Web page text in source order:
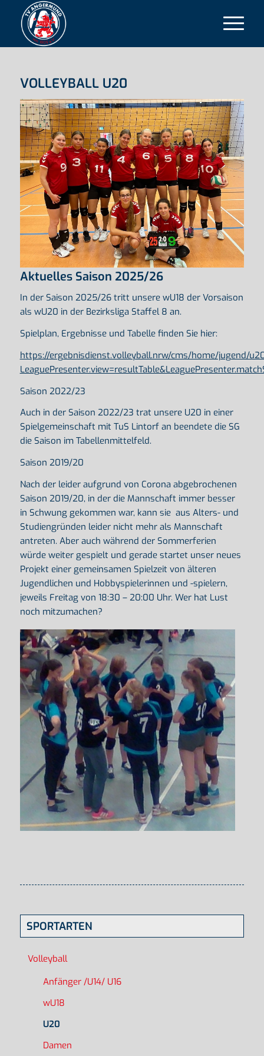
VOLLEYBALL U20
Aktuelles Saison 2025/26
In der Saison 2025/26 tritt unsere wU18 der Vorsaison
als wU20 in der Bezirksliga Staffel 8 an.
Spielplan, Ergebnisse und Tabelle finden Sie hier:
https://ergebnisdienst.volleyball.nrw/cms/home/jugend/
Saison 2022/23
Auch in der Saison 2022/23 trat unsere U20 in einer
Spielgemeinschaft mit TuS Lintorf an beendete die SG
die Saison im Tabellenmittelfeld.
Saison 2019/20
Nach der leider aufgrund von Corona abgebrochenen
Saison 2019/20, in der die Mannschaft immer besser
in Schwung gekommen war, kann sie aus Alters- und
Studiengründen leider nicht mehr als Mannschaft
antreten. Aber auch während der Sommerferien
würde weiter gespielt und gerade startet unser neues
Projekt einer gemeinsamen Spielzeit von älteren
Jugendlichen und Hobbyspielerinnen und -spielern,
jeweils Freitag von 18:30 – 20:00 Uhr. Wer hat Lust
noch mitzumachen?
SPORTARTEN
Volleyball
Anfänger /U14/ U16
wU18
U20
Damen